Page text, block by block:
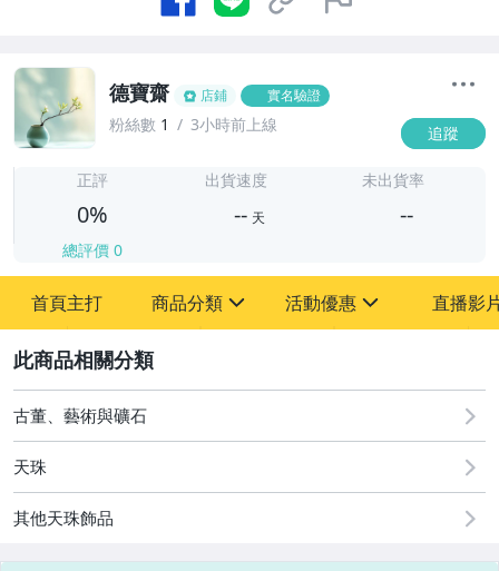
德寶齋 店鋪 實名驗證
粉絲數 1 3小時前上線 追蹤
-
正評
0%
總評價 0
出貨速度
-- 天
未出貨率
--
首頁主打 商品分類
其它
活動優惠
[全店] 追蹤本賣場立減60元【粉絲轉享】
直播影
古董、藝術與礦石
天珠
其他天珠飾品